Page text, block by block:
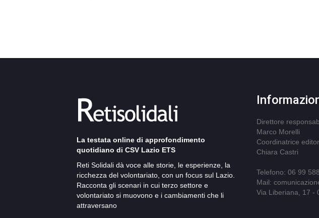
La testata online di approfondimento
quotidiano di CSV Lazio ETS
Reti Solidali dà voce alle storie, le esperienze, la
ricchezza del volontariato, con un focus sul Lazio.
Racconta gli scenari in cui terzo settore e
volontariato si muovono e i cambiamenti che li
attraversano
Direttore
Marco Morelli
Coordinatrice
Chiara Castri
Telefono: 06 99
Mail:
Via Liberiana, 17 -